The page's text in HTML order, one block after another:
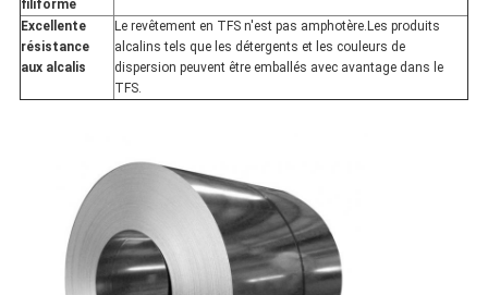
filiforme
Excellente
résistance
aux alcalis
Le revêtement en TFS n'est pas amphotère.Les produits
alcalins tels que les détergents et les couleurs de
dispersion peuvent être emballés avec avantage dans le
TFS.